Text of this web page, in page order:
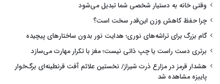
وقتی خانه به دستیار شخصی شما تبدیل می‌شود
چرا حفظ کاهش وزن این‌قدر سخت است؟
گام بزرگ برای تراشه‌های نوری؛ هدایت نور بدون ساختارهای پیچیده
برتری دست راست یا چپ ذاتی نیست؛ مغز با تکرار مهارت می‌سازد
هشدار قرمز در مزارع ذرت شیراز/ نخستین علائم آفت قرنطینه‌ای برگ‌خوار
پاییزه مشاهده شد